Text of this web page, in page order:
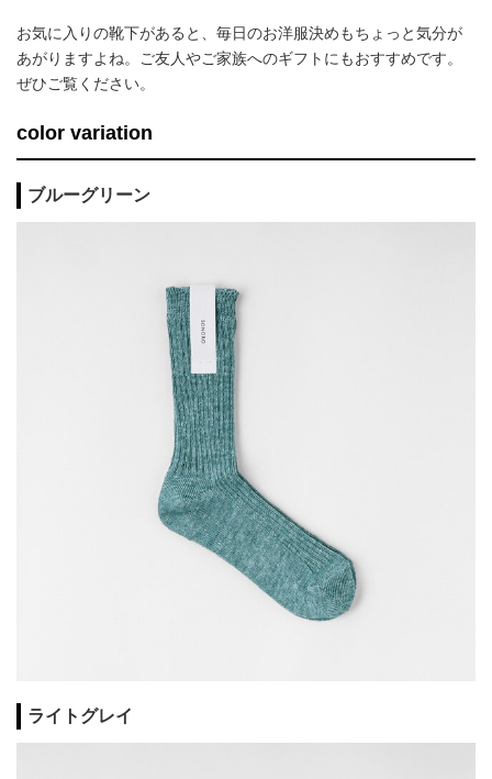
お気に入りの靴下があると、毎日のお洋服決めもちょっと気分が
あがりますよね。ご友人やご家族へのギフトにもおすすめです。
ぜひご覧ください。
color variation
ブルーグリーン
ライトグレイ